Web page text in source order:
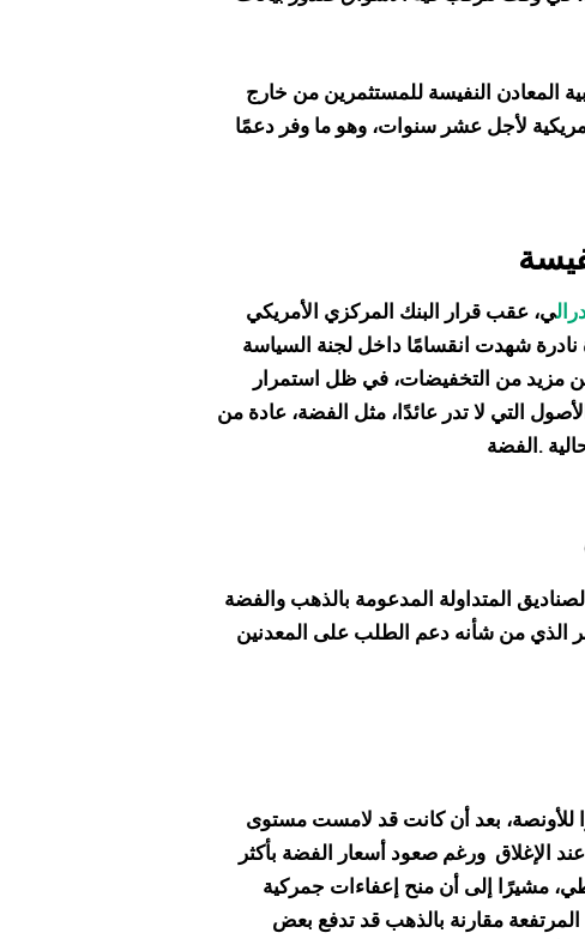
المعادن النفيسة للمستثمرين من خارج
لأجل عشر سنوات، وهو ما وفر دعمًا
ي، عقب قرار البنك المركزي الأمريكي
في خطوة نادرة شهدت انقسامًا داخل لجنة السياسة
مزيد من التخفيضات، في ظل استمرار
التي لا تدر عائدًا، مثل الفضة، عادة من
.الفضة
المتداولة المدعومة بالذهب والفضة
الذي من شأنه دعم الطلب على المعدنين
الفورية بنحو 2% لتسجل 63.23 دولارًا للأونصة، بعد أن كانت قد لامست مستوى
ورغم صعود أسعار الفضة بأكثر
مشيرًا إلى أن منح إعفاءات جمركية
مقارنة بالذهب قد تدفع بعض